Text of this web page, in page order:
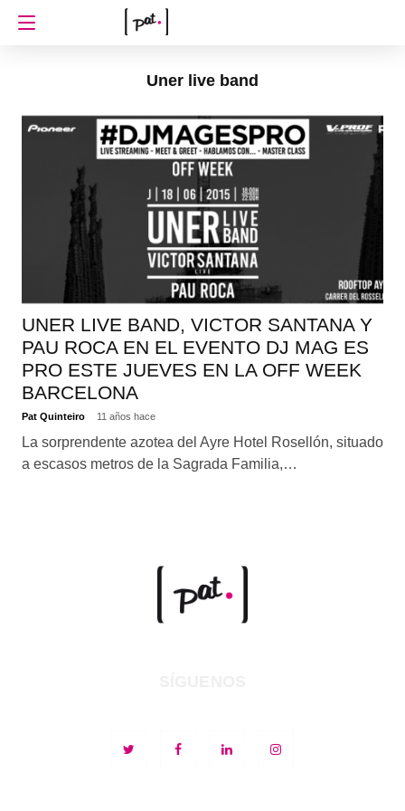
Uner live band
UNER LIVE BAND, VICTOR SANTANA Y
PAU ROCA EN EL EVENTO DJ MAG ES
PRO ESTE JUEVES EN LA OFF WEEK
BARCELONA
Pat Quinteiro 11 años hace
La sorprendente azotea del Ayre Hotel Rosellón, situado
a escasos metros de la Sagrada Familia,…